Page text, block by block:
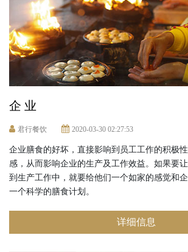
企 业
君行餐饮 2020-03-30 02:27:53
企业膳食的好坏，直接影响到员工工作的积极
感，从而影响企业的生产及工作效益。如果要
到生产工作中，就要给他们一个如家的感觉和
一个科学的膳食计划。
详细信息